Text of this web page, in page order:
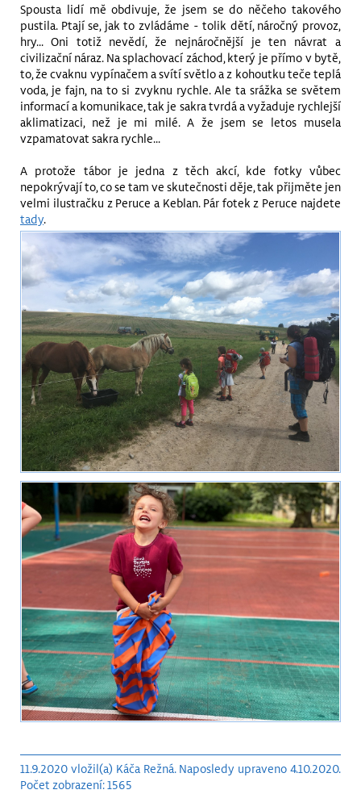
Spousta lidí mě obdivuje, že jsem se do něčeho takového
pustila. Ptají se, jak to zvládáme - tolik dětí, náročný provoz,
hry... Oni totiž nevědí, že nejnáročnější je ten návrat a
civilizační náraz. Na splachovací záchod, který je přímo v bytě,
to, že cvaknu vypínačem a svítí světlo a z kohoutku teče teplá
voda, je fajn, na to si zvyknu rychle. Ale ta srážka se světem
informací a komunikace, tak je sakra tvrdá a vyžaduje rychlejší
aklimatizaci, než je mi milé. A že jsem se letos musela
vzpamatovat sakra rychle...
A protože tábor je jedna z těch akcí, kde fotky vůbec
nepokrývají to, co se tam ve skutečnosti děje, tak přijměte jen
velmi ilustračku z Peruce a Keblan. Pár fotek z Peruce najdete
tady.
11.9.2020 vložil(a) Káča Režná. Naposledy upraveno 4.10.2020.
Počet zobrazení: 1565